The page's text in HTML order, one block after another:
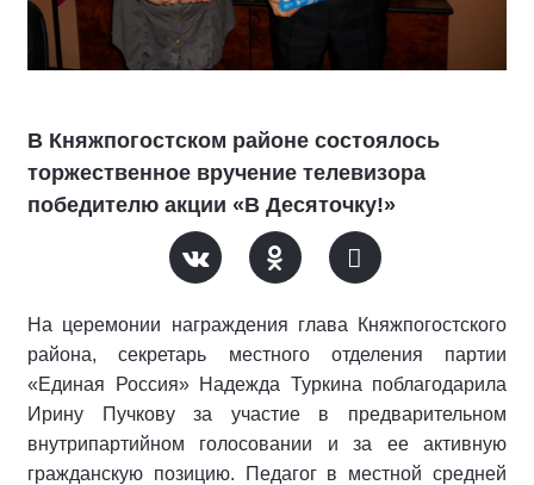
В Княжпогостском районе состоялось
торжественное вручение телевизора
победителю акции «В Десяточку!»
На церемонии награждения глава Княжпогостского
района, секретарь местного отделения партии
«Единая Россия» Надежда Туркина поблагодарила
Ирину Пучкову за участие в предварительном
внутрипартийном голосовании и за ее активную
гражданскую позицию. Педагог в местной средней